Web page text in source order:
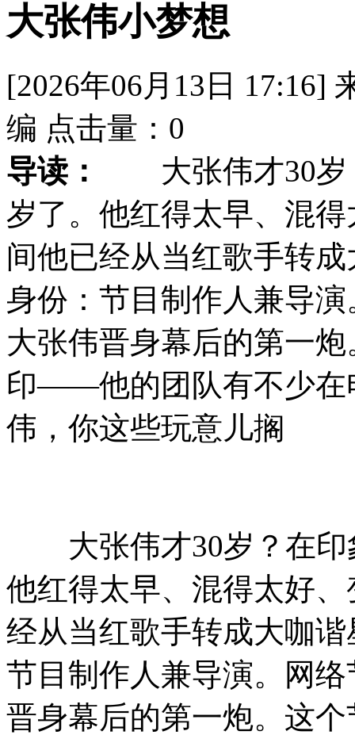
大张伟小梦想
[2026年06月13日 17:16]
编 点击量： 0
导读：
大张伟才30岁
岁了。他红得太早、混
间他已经从当红歌手转
身份：节目制作人兼导
大张伟晋身幕后的第一
印——他的团队有不少在
伟，你这些玩意儿搁
大张伟才30岁？在印
他红得太早、混得太好
经从当红歌手转成大咖
节目制作人兼导演。网
晋身幕后的第一炮。这